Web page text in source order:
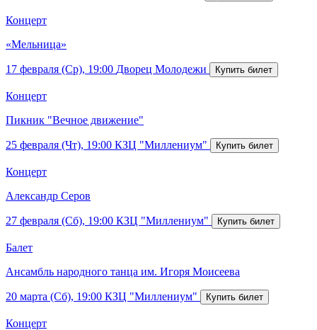
Концерт
«Мельница»
17 февраля (Ср), 19:00 Дворец Молодежи
Концерт
Пикник "Вечное движение"
25 февраля (Чт), 19:00 КЗЦ "Миллениум"
Концерт
Александр Серов
27 февраля (Сб), 19:00 КЗЦ "Миллениум"
Балет
Ансамбль народного танца им. Игоря Моисеева
20 марта (Сб), 19:00 КЗЦ "Миллениум"
Концерт